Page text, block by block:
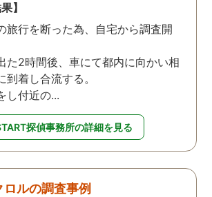
】
旅行を断った為、自宅から調査開
た2時間後、車にて都内に向かい相
到着し合流する。
し付近の...
探偵事務所の詳細を見る
ルの調査事例